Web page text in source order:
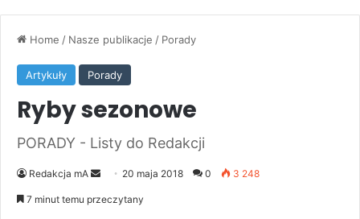
Home / Nasze publikacje / Porady
Artykuły Porady
Ryby sezonowe
PORADY - Listy do Redakcji
Redakcja mA
Send 20 maja 2018 0 3 248
7 minut temu przeczytany